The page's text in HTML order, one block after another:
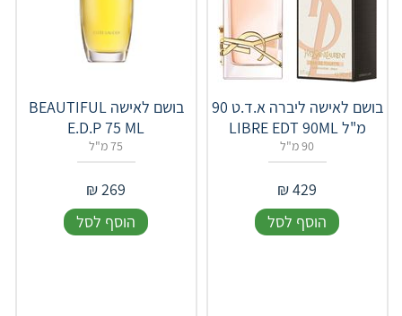
בושם לאישה ליברה א.ד.ט 90
מ"ל ‎LIBRE‎ ‎EDT‎ ‎90‎ML
90 מ"ל
429
₪
הוסף לסל
בושם לאישה BEAUTIFUL
E.D.P 75 ML
75 מ"ל
269
₪
הוסף לסל